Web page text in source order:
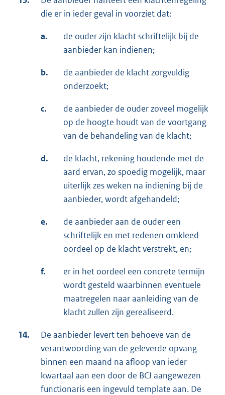
die er in ieder geval in voorziet dat:
a.
de ouder zijn klacht schriftelijk bij de
aanbieder kan indienen;
b.
de aanbieder de klacht zorgvuldig
onderzoekt;
c.
de aanbieder de ouder zoveel mogelijk
op de hoogte houdt van de voortgang
van de behandeling van de klacht;
d.
de klacht, rekening houdende met de
aard ervan, zo spoedig mogelijk, maar
uiterlijk zes weken na indiening bij de
aanbieder, wordt afgehandeld;
e.
de aanbieder aan de ouder een
schriftelijk en met redenen omkleed
oordeel op de klacht verstrekt, en;
f.
er in het oordeel een concrete termijn
wordt gesteld waarbinnen eventuele
maatregelen naar aanleiding van de
klacht zullen zijn gerealiseerd.
14.
De aanbieder levert ten behoeve van de
verantwoording van de geleverde opvang
binnen een maand na afloop van ieder
kwartaal aan een door de BCJ aangewezen
functionaris een ingevuld template aan. De